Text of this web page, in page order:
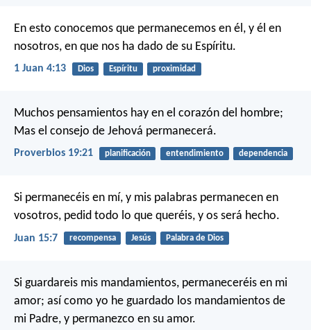
En esto conocemos que permanecemos en él, y él en
nosotros, en que nos ha dado de su Espíritu.
1 Juan 4:13 Dios Espíritu proximidad
Muchos pensamientos hay en el corazón del hombre;
Mas el consejo de Jehová permanecerá.
Proverbios 19:21 planificación entendimiento dependencia
Si permanecéis en mí, y mis palabras permanecen en
vosotros, pedid todo lo que queréis, y os será hecho.
Juan 15:7 recompensa Jesús Palabra de Dios
Si guardareis mis mandamientos, permaneceréis en mi
amor; así como yo he guardado los mandamientos de
mi Padre, y permanezco en su amor.